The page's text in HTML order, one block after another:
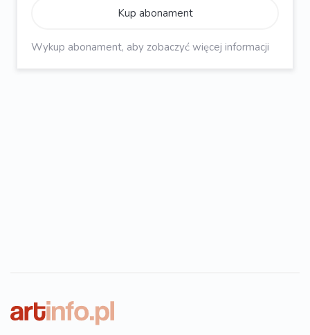
Kup abonament
Wykup abonament, aby zobaczyć więcej informacji